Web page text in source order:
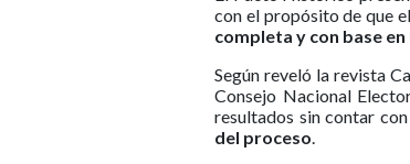
con el propósito de que
completa y con base
Según reveló la revista
Consejo Nacional
resultados sin contar
del proceso.